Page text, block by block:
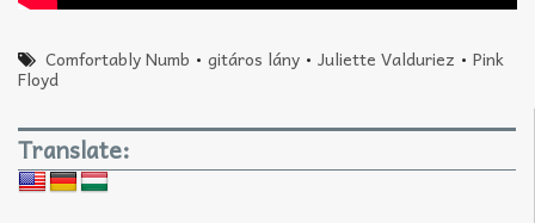
Comfortably Numb •gitáros lány •Juliette Valduriez •Pink
Floyd
Translate: